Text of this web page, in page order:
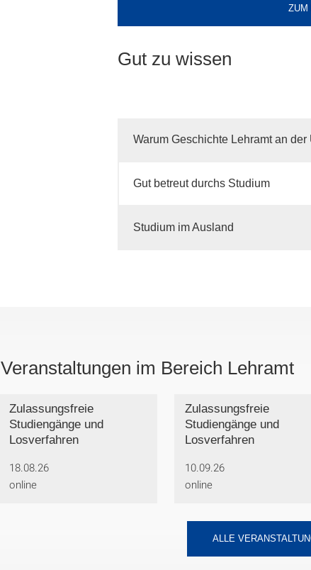
ZUM
Gut zu wissen
Warum Geschichte Lehramt an
Gut betreut durchs Studium
Studium im Ausland
Veranstaltungen im Bereich Lehramt
Zulassungsfreie
Studiengänge und
Losverfahren
18.08.26
online
Zulassungsfreie
Studiengänge und
Losverfahren
10.09.26
online
ALLE